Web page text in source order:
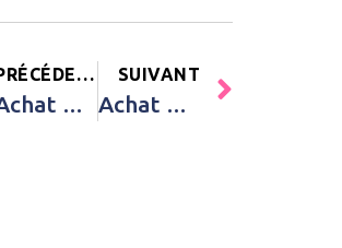
PRÉCÉDENT
Achat Livre d’or Oh Baby (68 pages) Arty Fêtes Factory Vert Bébé
SUIVANT
Achat Boule de Noël en porcelaine Lapin fleuri (personnalisable) Gaëlle Duval Rose Bébé